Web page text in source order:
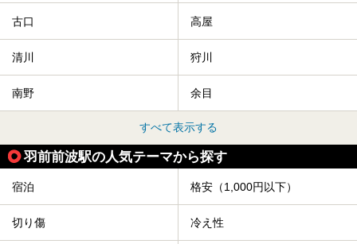
われます。また、23日は「天童百面指し」が行われ、人間
とができます。
天童市には温泉も多数あるので、桜と人間将棋を見た後はゆ
っくり温泉に浸かってはいかがでしょうか。
今回は山形県天童市のおすすめ温泉をご紹介します！
古口 高屋
清川 狩川
南野 余目
すべて表示する
羽前前波駅の人気テーマから探す
宿泊 格安（1,000円以下）
切り傷 冷え性